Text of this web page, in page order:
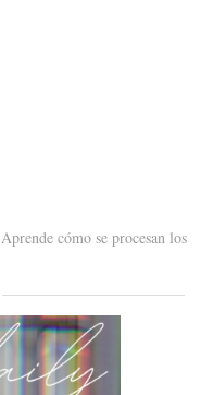
Aprende cómo se procesan los